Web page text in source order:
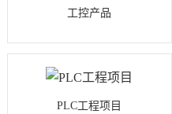
工控产品
PLC工程项目